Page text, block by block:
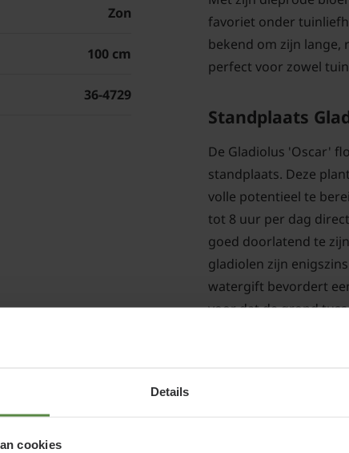
Details
cookies
Zon
100 cm
36-4729
favoriet onder
bekend om zijn lange,
perfect voor zowel
Standplaats
De Gladiolus 'Oscar'
standplaats. Deze
volle potentieel te
tot 8 uur per dag
goed doorlatend te
gladiolen zijn
watergift bevordert
voor dat de grond
Gladiolus
Het onderhoud van